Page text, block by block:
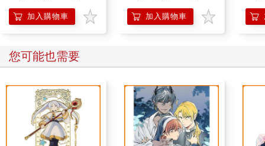
加入購物車 加入購物車
您可能也需要